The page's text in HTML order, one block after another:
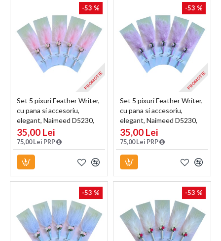
PROMOTIE
-53 %
Set 5 pixuri Feather Writer,
cu pana si accesoriu,
elegant, Naimeed D5230,
Roz
35,00 Lei
75,00 Lei PRP
PROMOTIE
-53 %
Set 5 pixuri Feather Writer,
cu pana si accesoriu,
elegant, Naimeed D5230,
Mov
35,00 Lei
75,00 Lei PRP
-53 % -53 %